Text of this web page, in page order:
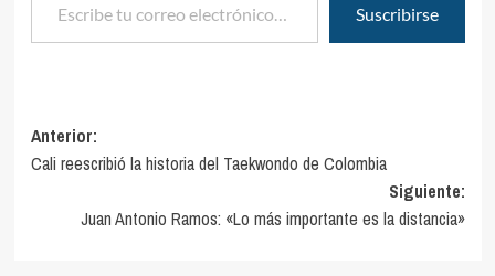
Suscribirse
Navegación
de
entradas
Anterior:
Cali reescribió la historia del Taekwondo de Colombia
Siguiente:
Juan Antonio Ramos: «Lo más importante es la distancia»